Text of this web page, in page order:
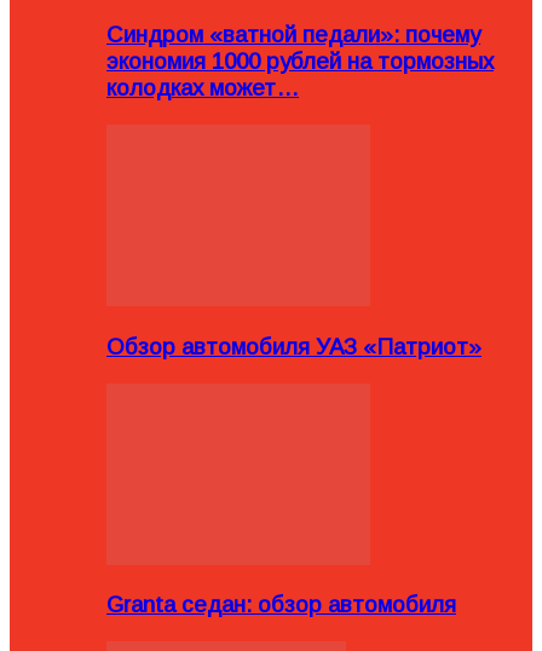
Синдром «ватной педали»: почему
экономия 1000 рублей на тормозных
колодках может…
Обзор автомобиля УАЗ «Патриот»
Granta седан: обзор автомобиля